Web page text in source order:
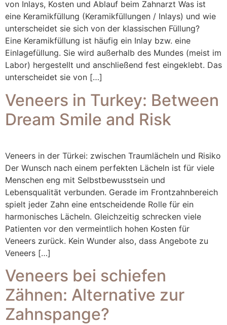
von Inlays, Kosten und Ablauf beim Zahnarzt Was ist
eine Keramikfüllung (Keramikfüllungen / Inlays) und wie
unterscheidet sie sich von der klassischen Füllung?
Eine Keramikfüllung ist häufig ein Inlay bzw. eine
Einlagefüllung. Sie wird außerhalb des Mundes (meist im
Labor) hergestellt und anschließend fest eingeklebt. Das
unterscheidet sie von […]
Veneers in Turkey: Between
Dream Smile and Risk
Veneers in der Türkei: zwischen Traumlächeln und Risiko
Der Wunsch nach einem perfekten Lächeln ist für viele
Menschen eng mit Selbstbewusstsein und
Lebensqualität verbunden. Gerade im Frontzahnbereich
spielt jeder Zahn eine entscheidende Rolle für ein
harmonisches Lächeln. Gleichzeitig schrecken viele
Patienten vor den vermeintlich hohen Kosten für
Veneers zurück. Kein Wunder also, dass Angebote zu
Veneers […]
Veneers bei schiefen
Zähnen: Alternative zur
Zahnspange?